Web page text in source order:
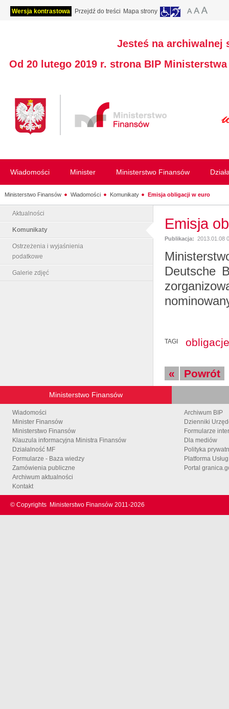
Wersja kontrastowa Przejdź do treści Mapa strony
Jesteś na archiwalnej
Od 20 lutego 2019 r. strona BIP
Wiadomości Minister Ministerstwo Finansów
Ministerstwo Finansów Wiadomości Komunikaty Emisja obligacji w euro
Aktualności
Komunikaty
Ostrzeżenia i wyjaśnienia
podatkowe
Galerie zdjęć
Emisja
Publikacja: 2013.01.08
Deutsche
TAGI obligacje
« Powrót
Ministerstwo Finansów
Wiadomości
Minister Finansów
Ministerstwo Finansów
Klauzula informacyjna Ministra Finansów
Działalność MF
Formularze - Baza wiedzy
Zamówienia publiczne
Archiwum aktualności
Kontakt
Archiwum BIP
Dzienniki
Formularze
Dla mediów
Polityka
Platforma
Portal
© Copyrights Ministerstwo Finansów 2011-2026